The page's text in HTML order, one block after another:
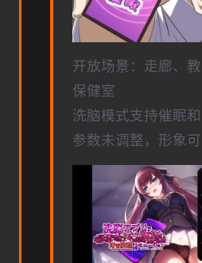
开放场景：走廊、教
保健室
洗脑模式支持催眠
参数未调整，形象